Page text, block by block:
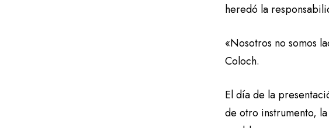
heredó la
«Nosotros no somos
Coloch.
El día de la
de otro instrumento,